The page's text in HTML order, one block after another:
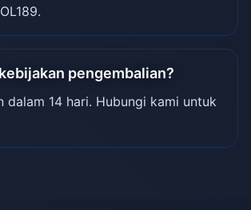
pengembalian?
dalam 14 hari. Hubungi kami untuk